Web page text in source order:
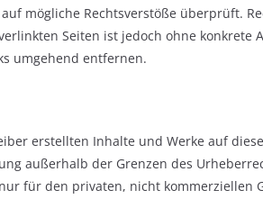
mögliche Rechtsverstöße überprüft.
Seiten ist jedoch ohne konkrete
umgehend entfernen.
erstellten Inhalte und Werke auf
außerhalb der Grenzen des
für den privaten, nicht